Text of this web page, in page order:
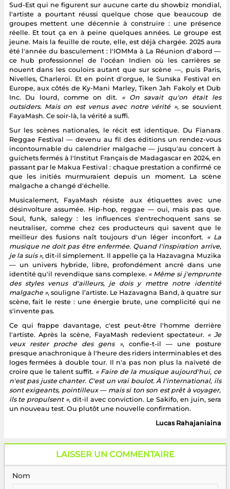
Sud-Est qui ne figurent sur aucune carte du showbiz mondial,
l'artiste a pourtant réussi quelque chose que beaucoup de
groupes mettent une décennie à construire : une présence
réelle. Et tout ça en à peine quelques années. Le groupe est
jeune. Mais la feuille de route, elle, est déjà chargée. 2025 aura
été l'année du basculement : l'IOMMa à La Réunion d'abord —
ce hub professionnel de l'océan Indien où les carrières se
nouent dans les couloirs autant que sur scène —, puis Paris,
Nivelles, Charleroi. Et en point d'orgue, le Sunska Festival en
Europe, aux côtés de Ky-Mani Marley, Tiken Jah Fakoly et Dub
Inc. Du lourd, comme on dit. « On savait qu'on était les
outsiders. Mais on est venus avec notre vérité », se souvient
FayaMash. Ce soir-là, la vérité a suffi.
Sur les scènes nationales, le récit est identique. Du Fianara
Reggae Festival — devenu au fil des éditions un rendez-vous
incontournable du calendrier malgache — jusqu'au concert à
guichets fermés à l'Institut Français de Madagascar en 2024, en
passant par le Makua Festival : chaque prestation a confirmé ce
que les initiés murmuraient depuis un moment. La scène
malgache a changé d'échelle.
Musicalement, FayaMash résiste aux étiquettes avec une
désinvolture assumée. Hip-hop, reggae — oui, mais pas que.
Soul, funk, salegy : les influences s'entrechoquent sans se
neutraliser, comme chez ces producteurs qui savent que le
meilleur des fusions naît toujours d'un léger inconfort. « La
musique ne doit pas être enfermée. Quand l'inspiration arrive,
je la suis », dit-il simplement. Il appelle ça la Hazavagna Muzika
— un univers hybride, libre, profondément ancré dans une
identité qu'il revendique sans complexe. « Même si j'emprunte
des styles venus d'ailleurs, je dois y mettre notre identité
malgache », souligne l’artiste. Le Hazavagna Band, à quatre sur
scène, fait le reste : une énergie brute, une complicité qui ne
s'invente pas.
Ce qui frappe davantage, c'est peut-être l'homme derrière
l'artiste. Après la scène, FayaMash redevient spectateur. « Je
veux rester proche des gens », confie-t-il — une posture
presque anachronique à l'heure des riders interminables et des
loges fermées à double tour. Il n'a pas non plus la naïveté de
croire que le talent suffit. « Faire de la musique aujourd'hui, ce
n'est pas juste chanter. C'est un vrai boulot. À l'international, ils
sont exigeants, pointilleux — mais si ton son est prêt à voyager,
ils te propulsent », dit-il avec conviction. Le Sakifo, en juin, sera
un nouveau test. Ou plutôt une nouvelle confirmation.
Lucas Rahajaniaina
LAISSER UN COMMENTAIRE
Nom